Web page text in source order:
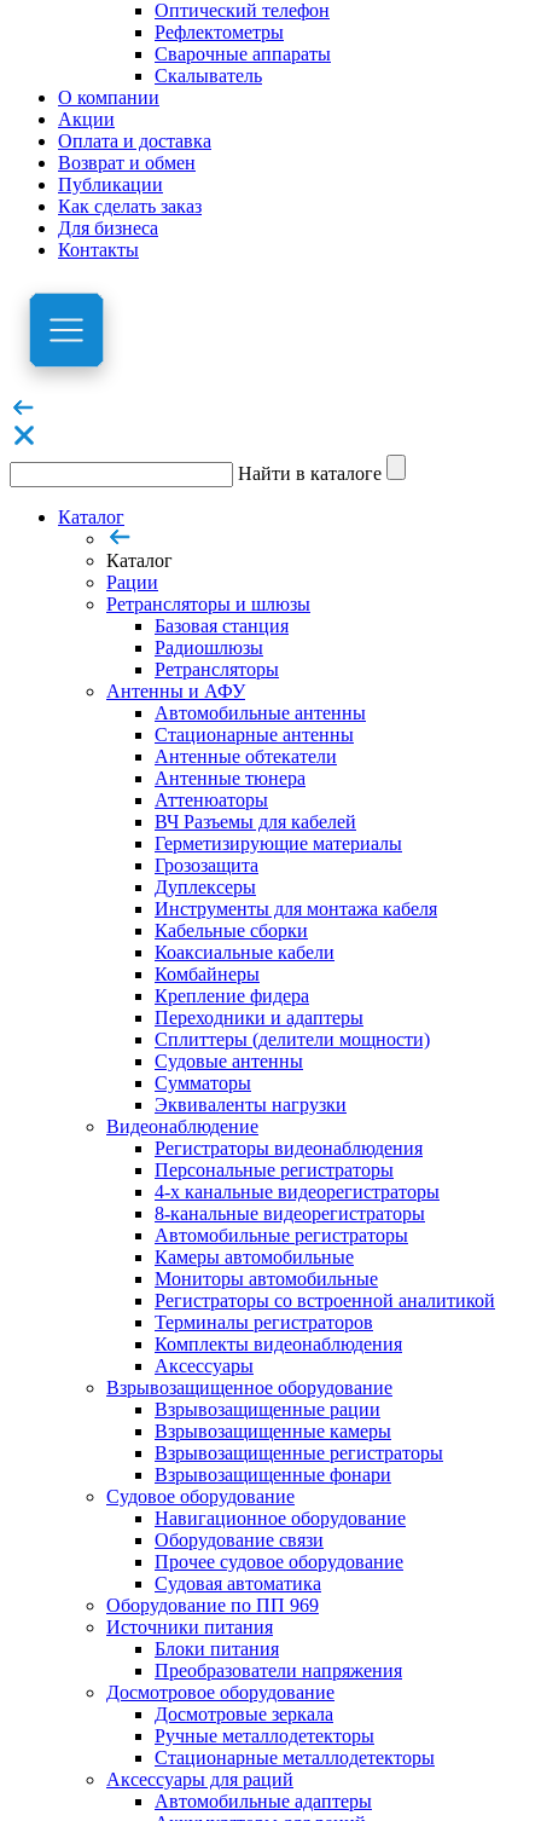
Оптический телефон
Рефлектометры
Сварочные аппараты
Скалыватель
О компании
Акции
Оплата и доставка
Возврат и обмен
Публикации
Как сделать заказ
Для бизнеса
Контакты
Найти в каталоге
Каталог
Каталог
Рации
Ретрансляторы и шлюзы
Базовая станция
Радиошлюзы
Ретрансляторы
Антенны и АФУ
Автомобильные антенны
Стационарные антенны
Антенные обтекатели
Антенные тюнера
Аттенюаторы
ВЧ Разъемы для кабелей
Герметизирующие материалы
Грозозащита
Дуплексеры
Инструменты для монтажа кабеля
Кабельные сборки
Коаксиальные кабели
Комбайнеры
Крепление фидера
Переходники и адаптеры
Сплиттеры (делители мощности)
Судовые антенны
Сумматоры
Эквиваленты нагрузки
Видеонаблюдение
Регистраторы видеонаблюдения
Персональные регистраторы
4-х канальные видеорегистраторы
8-канальные видеорегистраторы
Автомобильные регистраторы
Камеры автомобильные
Мониторы автомобильные
Регистраторы со встроенной аналитикой
Терминалы регистраторов
Комплекты видеонаблюдения
Аксессуары
Взрывозащищенное оборудование
Взрывозащищенные рации
Взрывозащищенные камеры
Взрывозащищенные регистраторы
Взрывозащищенные фонари
Судовое оборудование
Навигационное оборудование
Оборудование связи
Прочее судовое оборудование
Судовая автоматика
Оборудование по ПП 969
Источники питания
Блоки питания
Преобразователи напряжения
Досмотровое оборудование
Досмотровые зеркала
Ручные металлодетекторы
Стационарные металлодетекторы
Аксессуары для раций
Автомобильные адаптеры